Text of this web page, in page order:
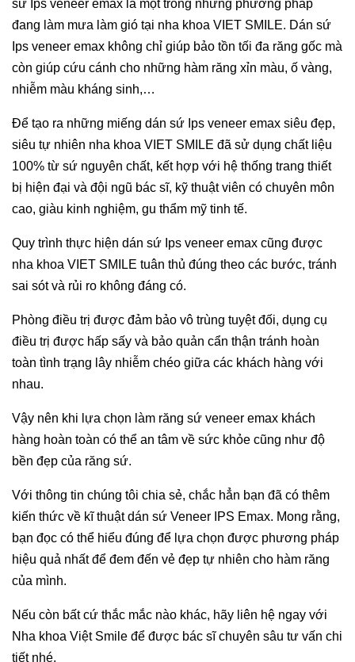
sứ Ips veneer emax là một trong những phương pháp
đang làm mưa làm gió tại nha khoa VIET SMILE. Dán sứ
Ips veneer emax không chỉ giúp bảo tồn tối đa răng gốc mà
còn giúp cứu cánh cho những hàm răng xỉn màu, ố vàng,
nhiễm màu kháng sinh,…
Để tạo ra những miếng dán sứ Ips veneer emax siêu đẹp,
siêu tự nhiên nha khoa VIET SMILE đã sử dụng chất liệu
100% từ sứ nguyên chất, kết hợp với hệ thống trang thiết
bị hiện đại và đội ngũ bác sĩ, kỹ thuật viên có chuyên môn
cao, giàu kinh nghiệm, gu thẩm mỹ tinh tế.
Quy trình thực hiện dán sứ Ips veneer emax cũng được
nha khoa VIET SMILE tuân thủ đúng theo các bước, tránh
sai sót và rủi ro không đáng có.
Phòng điều trị được đảm bảo vô trùng tuyệt đối, dụng cụ
điều trị được hấp sấy và bảo quản cẩn thận tránh hoàn
toàn tình trạng lây nhiễm chéo giữa các khách hàng với
nhau.
Vậy nên khi lựa chọn làm răng sứ veneer emax khách
hàng hoàn toàn có thể an tâm về sức khỏe cũng như độ
bền đẹp của răng sứ.
Với thông tin chúng tôi chia sẻ, chắc hẳn bạn đã có thêm
kiến thức về kĩ thuật dán sứ Veneer IPS Emax. Mong rằng,
bạn đọc có thể hiểu đúng để lựa chọn được phương pháp
hiệu quả nhất để đem đến vẻ đẹp tự nhiên cho hàm răng
của mình.
Nếu còn bất cứ thắc mắc nào khác, hãy liên hệ ngay với
Nha khoa Việt Smile để được bác sĩ chuyên sâu tư vấn chi
tiết nhé.